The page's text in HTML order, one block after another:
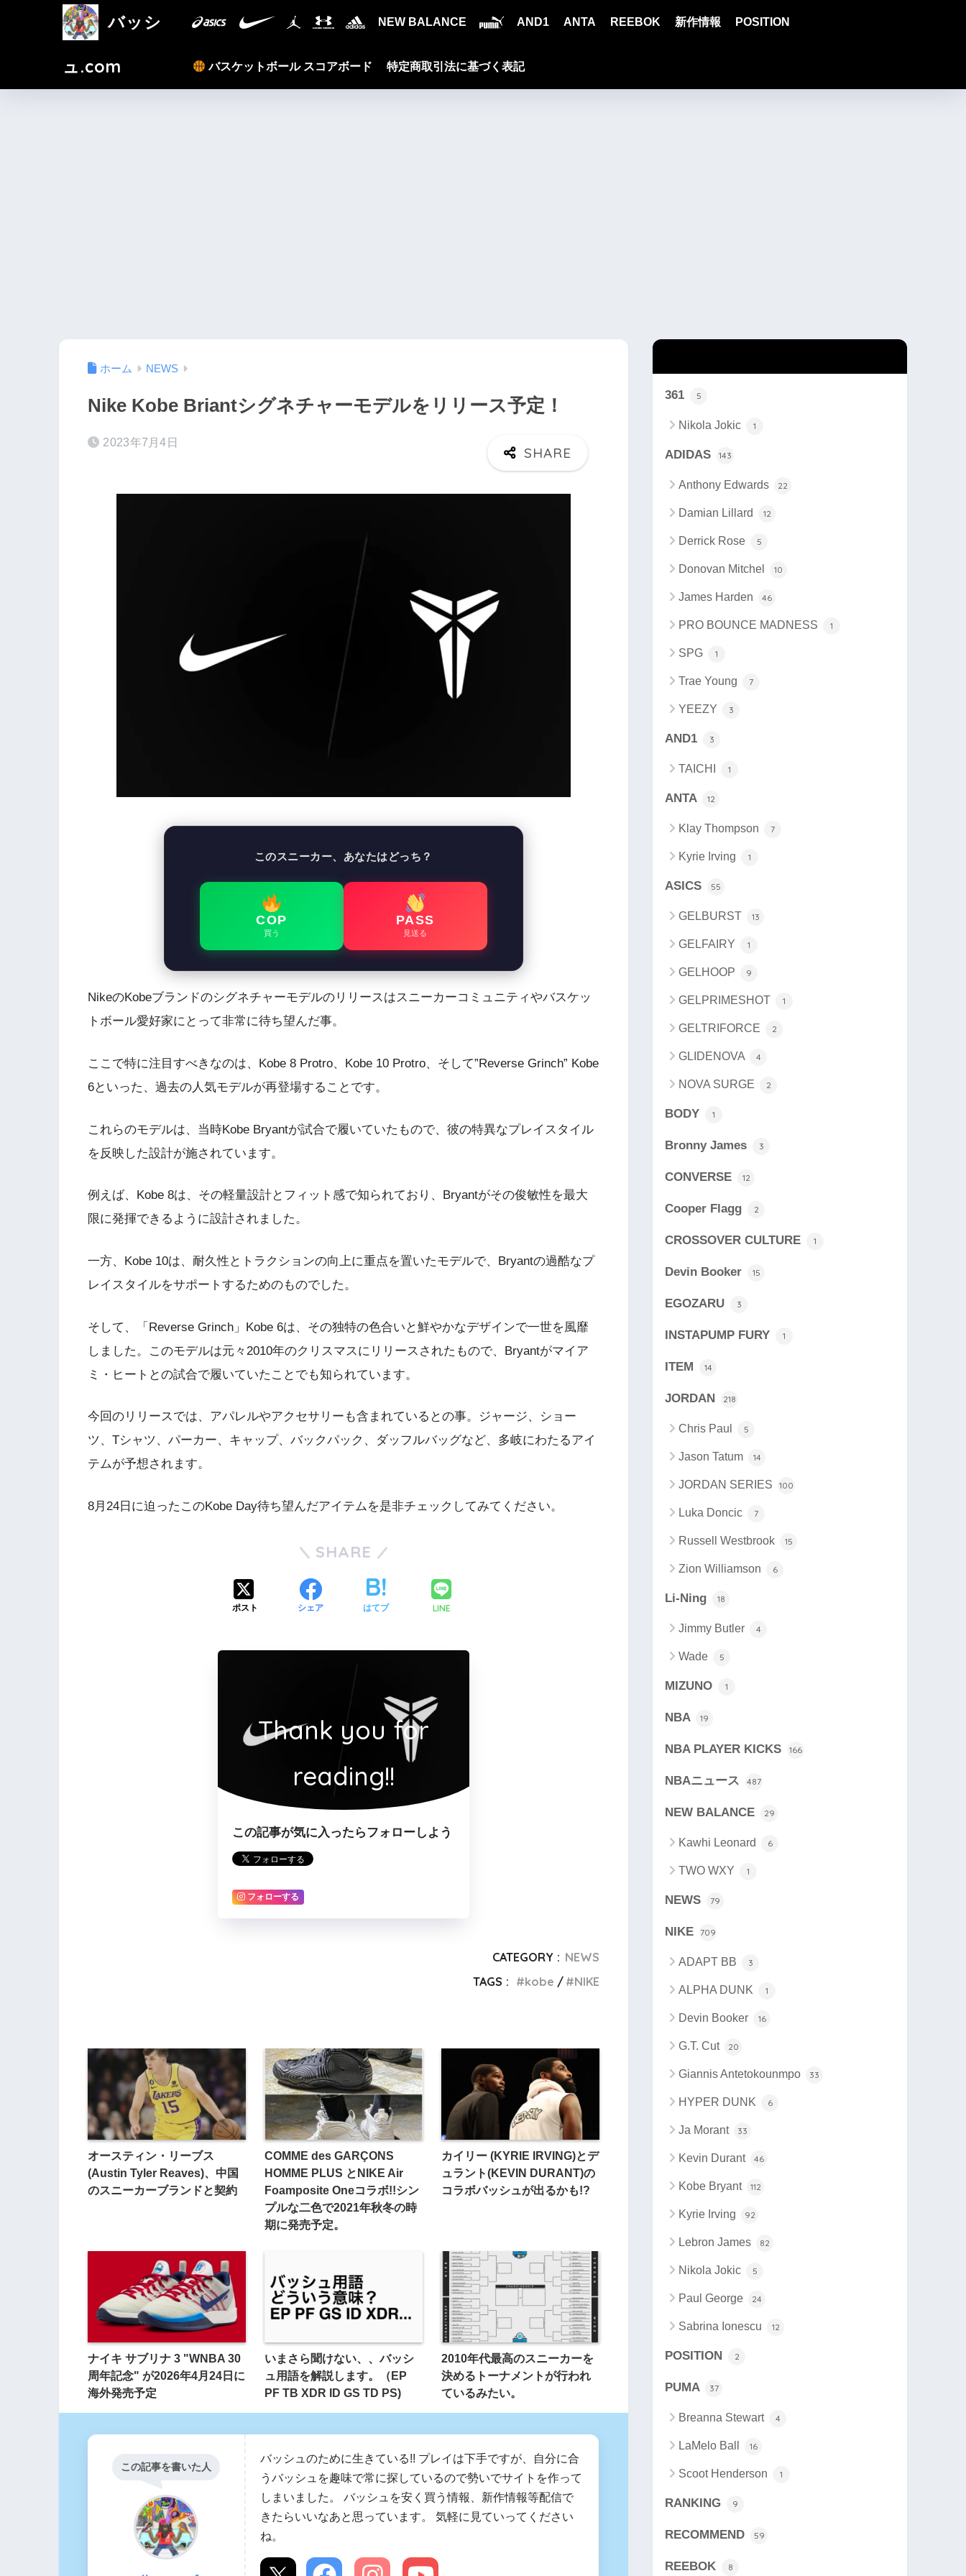
バッシ
ュ.com
NEW BALANCE AND1 ANTA REEBOK 新作情報 POSITION
バスケットボール スコアボード 特定商取引法に基づく表記
ホーム NEWS
Nike Kobe Briantシグネチャーモデルをリリース予定！
2023年7月4日
このスニーカー、あなたはどっち？
COP
買う
PASS
見送る
NikeのKobeブランドのシグネチャーモデルのリリースはスニーカーコミュニティやバスケッ
トボール愛好家にとって非常に待ち望んだ事。
ここで特に注目すべきなのは、Kobe 8 Protro、Kobe 10 Protro、そして”Reverse Grinch” Kobe
6といった、過去の人気モデルが再登場することです。
これらのモデルは、当時Kobe Bryantが試合で履いていたもので、彼の特異なプレイスタイル
を反映した設計が施されています。
例えば、Kobe 8は、その軽量設計とフィット感で知られており、Bryantがその俊敏性を最大
限に発揮できるように設計されました。
一方、Kobe 10は、耐久性とトラクションの向上に重点を置いたモデルで、Bryantの過酷なプ
レイスタイルをサポートするためのものでした。
そして、「Reverse Grinch」Kobe 6は、その独特の色合いと鮮やかなデザインで一世を風靡
しました。このモデルは元々2010年のクリスマスにリリースされたもので、Bryantがマイア
ミ・ヒートとの試合で履いていたことでも知られています。
今回のリリースでは、アパレルやアクセサリーも含まれているとの事。ジャージ、ショー
ツ、Tシャツ、パーカー、キャップ、バックパック、ダッフルバッグなど、多岐にわたるアイ
テムが予想されます。
8月24日に迫ったこのKobe Day待ち望んだアイテムを是非チェックしてみてください。
SHARE
ポスト シェア はてブ LINE
Thank you for
reading!!
この記事が気に入ったらフォローしよう
フォローする
CATEGORY : NEWS
TAGS :
kobe NIKE
オースティン・リーブス
(Austin Tyler Reaves)、中国
のスニーカーブランドと契約
COMME des GARÇONS
HOMME PLUS とNIKE Air
Foamposite Oneコラボ!!シン
プルな二色で2021年秋冬の時
期に発売予定。
カイリー (KYRIE IRVING)とデ
ュラント(KEVIN DURANT)の
コラボバッシュが出るかも!?
ナイキ サブリナ 3 "WNBA 30
周年記念" が2026年4月24日に
海外発売予定
いまさら聞けない、、バッシ
ュ用語を解説します。（EP
PF TB XDR ID GS TD PS)
2010年代最高のスニーカーを
決めるトーナメントが行われ
ているみたい。
この記事を書いた人
バッシュのために生きている!! プレイは下手ですが、自分に合
うバッシュを趣味で常に探しているので勢いでサイトを作って
しまいました。 バッシュを安く買う情報、新作情報等配信で
きたらいいなあと思っています。 気軽に見ていってください
ね。
361 5
Nikola Jokic 1
ADIDAS 143
Anthony Edwards 22
Damian Lillard 12
Derrick Rose 5
Donovan Mitchel 10
James Harden 46
PRO BOUNCE MADNESS 1
SPG 1
Trae Young 7
YEEZY 3
AND1 3
TAICHI 1
ANTA 12
Klay Thompson 7
Kyrie Irving 1
ASICS 55
GELBURST 13
GELFAIRY 1
GELHOOP 9
GELPRIMESHOT 1
GELTRIFORCE 2
GLIDENOVA 4
NOVA SURGE 2
BODY 1
Bronny James 3
CONVERSE 12
Cooper Flagg 2
CROSSOVER CULTURE 1
Devin Booker 15
EGOZARU 3
INSTAPUMP FURY 1
ITEM 14
JORDAN 218
Chris Paul 5
Jason Tatum 14
JORDAN SERIES 100
Luka Doncic 7
Russell Westbrook 15
Zion Williamson 6
Li-Ning 18
Jimmy Butler 4
Wade 5
MIZUNO 1
NBA 19
NBA PLAYER KICKS 166
NBAニュース 487
NEW BALANCE 29
Kawhi Leonard 6
TWO WXY 1
NEWS 79
NIKE 709
ADAPT BB 3
ALPHA DUNK 1
Devin Booker 16
G.T. Cut 20
Giannis Antetokounmpo 33
HYPER DUNK 6
Ja Morant 33
Kevin Durant 46
Kobe Bryant 112
Kyrie Irving 92
Lebron James 82
Nikola Jokic 5
Paul George 24
Sabrina Ionescu 12
POSITION 2
PUMA 37
Breanna Stewart 4
LaMelo Ball 16
Scoot Henderson 1
RANKING 9
RECOMMEND 59
REEBOK 8